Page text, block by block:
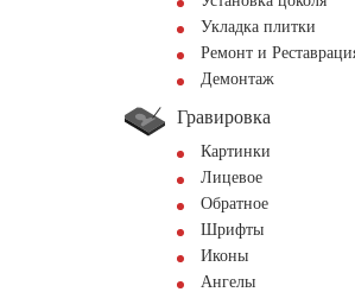
Укладка плитки
Ремонт и
Демонтаж
Гравировка
Картинки
Лицевое
Обратное
Шрифты
Иконы
Ангелы